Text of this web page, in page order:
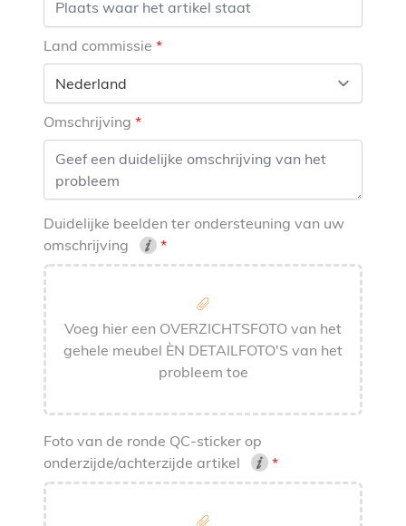
Land commissie
Omschrijving
Duidelijke beelden ter ondersteuning van uw
omschrijving
Voeg hier een OVERZICHTSFOTO van het
gehele meubel ÈN DETAILFOTO'S van het
probleem toe
Foto van de ronde QC-sticker op
onderzijde/achterzijde artikel